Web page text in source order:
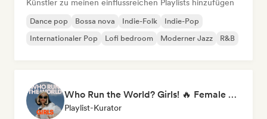
Künstler zu meinen einflussreichen Playlists hinzufügen
Dance pop Bossa nova Indie-Folk
Indie-Pop
Internationaler Pop
Lofi bedroom Moderner Jazz R&B
Who Run the World? Girls! 🔥 Female Empowerment Pop & Girl-Power Anthems
Playlist-Kurator